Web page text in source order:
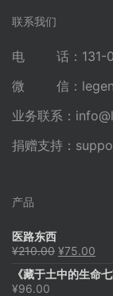
联系我们
电 话：131-
微 信：
业务联系：
捐赠支持：
产品
医路东西
¥210.00 原
为：
¥75.00
价
《藏于土中的生命
¥96.00